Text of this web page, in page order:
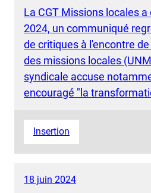
La CGT Missions locales
2024, un communiqué
de critiques à l'encontre
des missions locales
syndicale accuse
encouragé "la
Insertion
18 juin 2024